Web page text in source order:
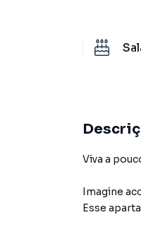
Viva a
Imagine
Esse